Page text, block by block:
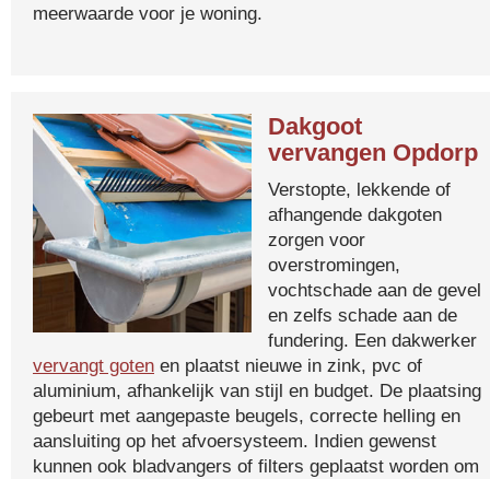
meerwaarde voor je woning.
Dakgoot
vervangen Opdorp
Verstopte, lekkende of
afhangende dakgoten
zorgen voor
overstromingen,
vochtschade aan de gevel
en zelfs schade aan de
fundering. Een dakwerker
vervangt goten en plaatst nieuwe in zink, pvc of
aluminium, afhankelijk van stijl en budget. De plaatsing
gebeurt met aangepaste beugels, correcte helling en
aansluiting op het afvoersysteem. Indien gewenst
kunnen ook bladvangers of filters geplaatst worden om